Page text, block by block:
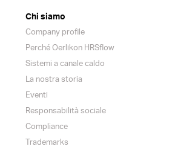
Chi siamo
Company profile
Perché Oerlikon HRSflow
Sistemi a canale caldo
La nostra storia
Eventi
Responsabilità sociale
Compliance
Trademarks